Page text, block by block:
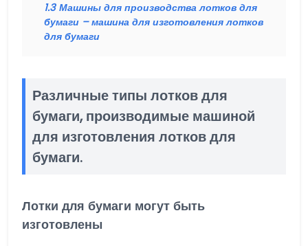
1.3 Машины для производства лотков для
бумаги – машина для изготовления лотков
для бумаги
Различные типы лотков для
бумаги, производимые машиной
для изготовления лотков для
бумаги.
Лотки для бумаги могут быть
изготовлены